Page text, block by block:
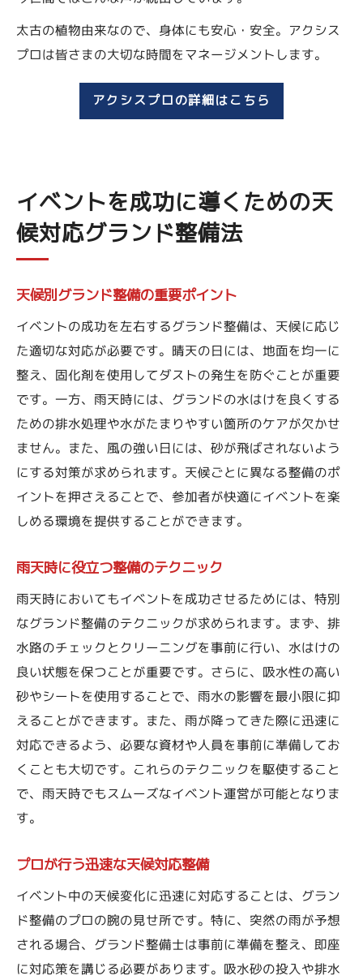
太古の植物由来なので、身体にも安心・安全。アクシス
プロは皆さまの大切な時間をマネージメントします。
アクシスプロの詳細はこちら
イベントを成功に導くための天
候対応グランド整備法
天候別グランド整備の重要ポイント
イベントの成功を左右するグランド整備は、天候に応じ
た適切な対応が必要です。晴天の日には、地面を均一に
整え、固化剤を使用してダストの発生を防ぐことが重要
です。一方、雨天時には、グランドの水はけを良くする
ための排水処理や水がたまりやすい箇所のケアが欠かせ
ません。また、風の強い日には、砂が飛ばされないよう
にする対策が求められます。天候ごとに異なる整備のポ
イントを押さえることで、参加者が快適にイベントを楽
しめる環境を提供することができます。
雨天時に役立つ整備のテクニック
雨天時においてもイベントを成功させるためには、特別
なグランド整備のテクニックが求められます。まず、排
水路のチェックとクリーニングを事前に行い、水はけの
良い状態を保つことが重要です。さらに、吸水性の高い
砂やシートを使用することで、雨水の影響を最小限に抑
えることができます。また、雨が降ってきた際に迅速に
対応できるよう、必要な資材や人員を事前に準備してお
くことも大切です。これらのテクニックを駆使すること
で、雨天時でもスムーズなイベント運営が可能となりま
す。
プロが行う迅速な天候対応整備
イベント中の天候変化に迅速に対応することは、グラン
ド整備のプロの腕の見せ所です。特に、突然の雨が予想
される場合、グランド整備士は事前に準備を整え、即座
に対応策を講じる必要があります。吸水砂の投入や排水